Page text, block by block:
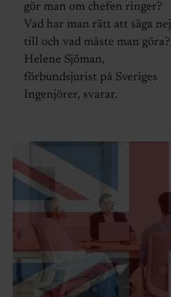
gör man om chefen ringer?
Vad har man rätt att säga nej
till och vad måste man göra?
Helene Sjöman,
förbundsjurist på Sveriges
Ingenjörer, svarar.